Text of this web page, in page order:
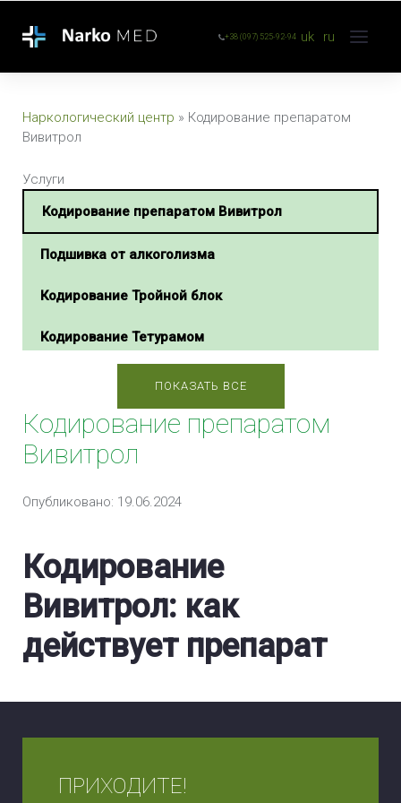
+38 (097) 525-92-94 uk ru
Наркологический центр » Кодирование препаратом
Вивитрол
Услуги
Кодирование препаратом Вивитрол
Подшивка от алкоголизма
Кодирование Тройной блок
Кодирование Тетурамом
Кодирование Тетлонгом
Кодирование Селинкро
Кодирование Наноксолом
Кодирование Колме
Кодировка Двойной блок
Кодировка Препаратом «Алгоминал»
Кодирование Препаратом «Аквилонг»
Безопасная кодировка от алкоголизма
ПОКАЗАТЬ ВСЕ
Кодирование препаратом
Вивитрол
Опубликовано: 19.06.2024
Кодирование
Вивитрол: как
действует препарат
ПРИХОДИТЕ!